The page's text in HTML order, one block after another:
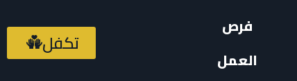
فرص
العمل
تكفل